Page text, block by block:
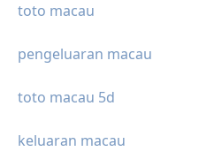
toto macau
pengeluaran macau
toto macau 5d
keluaran macau